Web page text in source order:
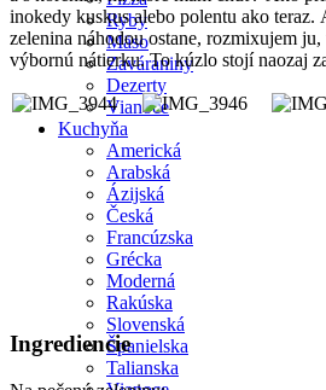
Ryby
Mäso
Zaváraniny
Dezerty
Vianoce
Kuchyňa
Americká
Arabská
Ázijská
Česká
Francúzska
Grécka
Moderná
Rakúska
Slovenská
Španielska
Talianska
inokedy kuskus alebo polentu ako teraz.
zelenina náhodou ostane, rozmixujem
výbornú nátierku. To kúzlo stojí naozaj
Ingrediencie